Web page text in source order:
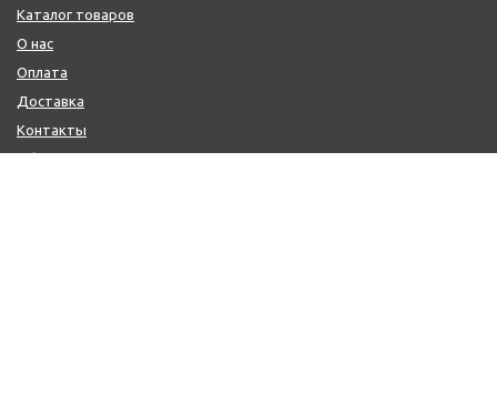
Каталог товаров
О нас
Оплата
Доставка
Контакты
Обмен и возврат